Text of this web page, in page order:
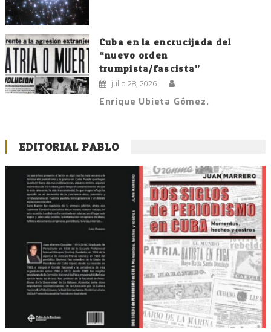
Cuba en la encrucijada del
“nuevo orden
trumpista/fascista”
julio 28, 2026
Enrique Ubieta Gómez.
EDITORIAL PABLO